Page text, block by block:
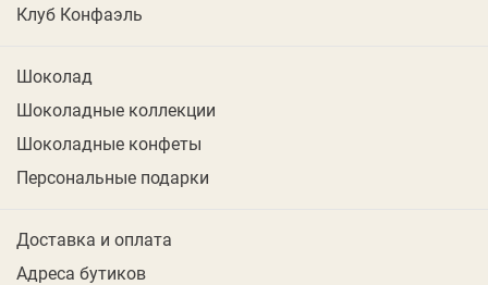
Клуб Конфаэль
Шоколад
Шоколадные коллекции
Шоколадные конфеты
Персональные подарки
Доставка и оплата
Адреса бутиков